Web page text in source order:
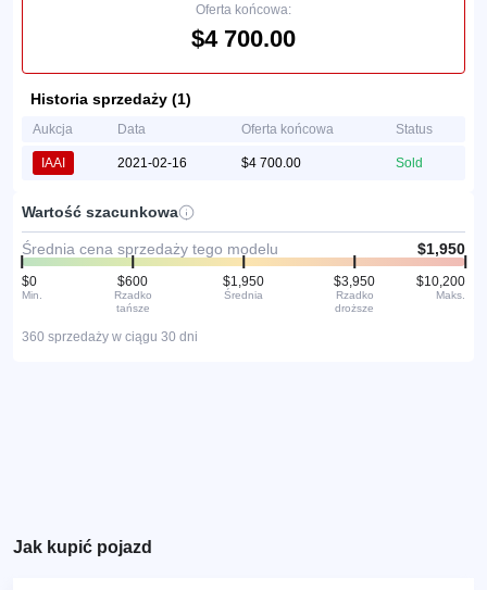
Oferta końcowa:
$4 700.00
Historia sprzedaży (1)
Aukcja Data Oferta końcowa Status
IAAI 2021-02-16 $4 700.00 Sold
Wartość szacunkowa
Średnia cena sprzedaży tego modelu $1,950
$0
Min.
$600
Rzadko
tańsze
$1,950
Średnia
$3,950
Rzadko
droższe
$10,200
Maks.
360 sprzedaży w ciągu 30 dni
Jak kupić pojazd